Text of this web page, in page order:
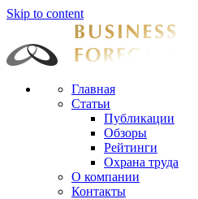
Skip to content
Businessforecast
Аналитика и прогнозирование
Главная
Статьи
Публикации
Обзоры
Рейтинги
Охрана труда
О компании
Контакты